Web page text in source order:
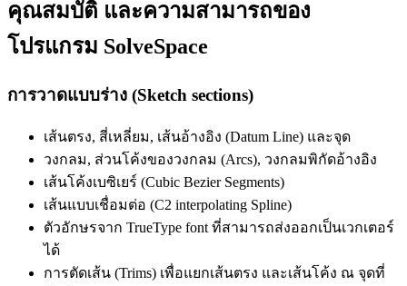
คุณสมบัติ และความสามารถของ
โปรแกรม SolveSpace
การวาดแบบร่าง (Sketch sections)
เส้นตรง, สี่เหลี่ยม, เส้นอ้างอิง (Datum Line) และจุด
วงกลม, ส่วนโค้งของวงกลม (Arcs), วงกลมพิกัดอ้างอิง
เส้นโค้งเบซิเยร์ (Cubic Bezier Segments)
เส้นแบบเชื่อมต่อ (C2 interpolating Spline)
ตัวอักษรจาก TrueType font ที่สามารถส่งออกเป็นเวกเตอร์
ได้
การตัดเส้น (Trims) เพื่อแยกเส้นตรง และเส้นโค้ง ณ จุดที่